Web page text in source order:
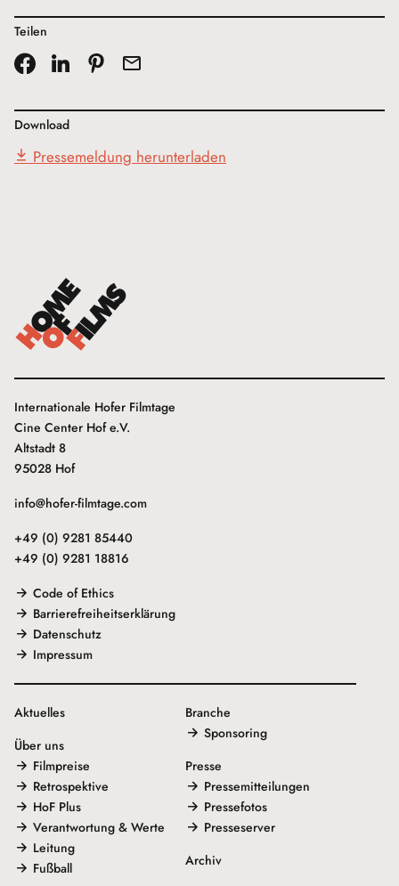
Teilen
Download
Pressemeldung herunterladen
Internationale Hofer Filmtage
Cine Center Hof e.V.
Altstadt 8
95028 Hof
info@hofer-filmtage.com
+49 (0) 9281 85440
+49 (0) 9281 18816
Code of Ethics
Barrierefreiheitserklärung
Datenschutz
Impressum
Aktuelles
Über uns
Filmpreise
Retrospektive
HoF Plus
Verantwortung & Werte
Leitung
Fußball
Branche
Sponsoring
Presse
Pressemitteilungen
Pressefotos
Presseserver
Archiv